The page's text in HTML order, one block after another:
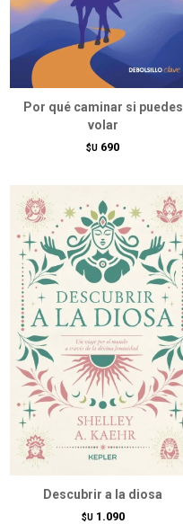
Por qué caminar si puedes
volar
$U 690
Descubrir a la diosa
$U 1.090